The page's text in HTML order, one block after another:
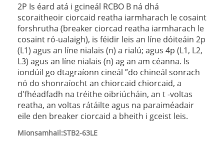
2P Is éard atá i gcineál RCBO B ná dhá
scoraitheoir ciorcaid reatha iarmharach le cosaint
forshrutha (breaker ciorcad reatha iarmharach le
cosaint ró-ualaigh), is féidir leis an líne dóiteáin 2p
(L1) agus an líne nialais (n) a rialú; agus 4p (L1, L2,
L3) agus an líne nialais (n) ag an am céanna. Is
iondúil go dtagraíonn cineál ”do chineál sonrach
nó do shonraíocht an chiorcaid chiorcaid, a
d'fhéadfadh na tréithe oibriúcháin, an t -voltas
reatha, an voltas rátáilte agus na paraiméadair
eile den breaker ciorcaid a bheith i gceist leis.
Mionsamhail:STB2-63LE